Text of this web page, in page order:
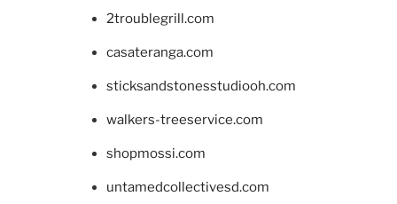
2troublegrill.com
casateranga.com
sticksandstonesstudiooh.com
walkers-treeservice.com
shopmossi.com
untamedcollectivesd.com